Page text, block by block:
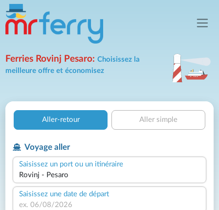
Ferries Rovinj Pesaro:Choisissez la
meilleure offre et économisez
Aller-retour Aller simple
Voyage aller
Saisissez un port ou un itinéraire
Saisissez une date de départ